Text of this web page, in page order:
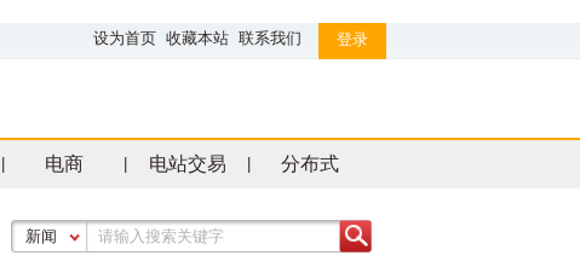
设为首页 收藏本站 联系我们 登录
电商 电站交易 分布式
新闻